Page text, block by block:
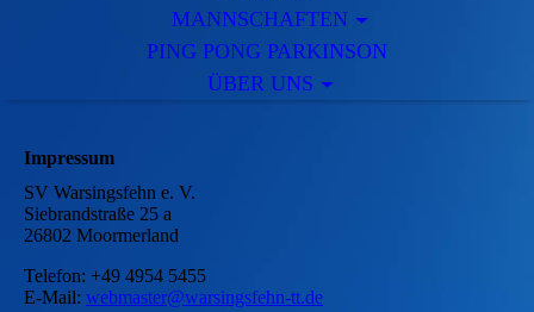
MANNSCHAFTEN
PING PONG PARKINSON
ÜBER UNS
Impressum
SV Warsingsfehn e. V.
Siebrandstraße 25 a
26802 Moormerland
Telefon: +49 4954 5455
E-Mail: webmaster@warsingsfehn-tt.de